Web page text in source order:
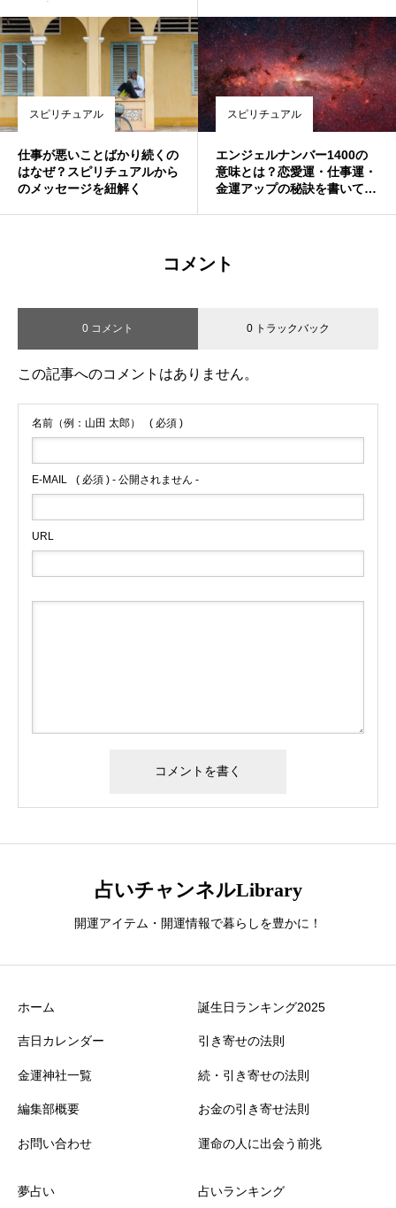
スピリチュアル
仕事が悪いことばかり続くの
はなぜ？スピリチュアルから
のメッセージを紐解く
スピリチュアル
エンジェルナンバー1400の
意味とは？恋愛運・仕事運・
金運アップの秘訣を書いてみ
コメント
0 コメント 0 トラックバック
この記事へのコメントはありません。
名前（例：山田 太郎） ( 必須 )
E-MAIL ( 必須 ) - 公開されません -
URL
占いチャンネルLibrary
開運アイテム・開運情報で暮らしを豊かに！
ホーム
吉日カレンダー
金運神社一覧
編集部概要
お問い合わせ
誕生日ランキング2025
引き寄せの法則
続・引き寄せの法則
お金の引き寄せ法則
運命の人に出会う前兆
夢占い 占いランキング
誕生日ランキング 金運財布